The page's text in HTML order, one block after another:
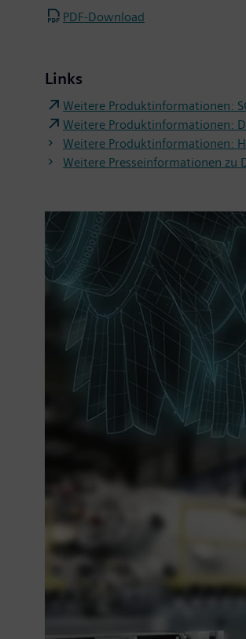
PDF-Download
Links
Weitere Produktinformationen:
Weitere Produktinformationen:
Weitere Produktinformationen:
Weitere Presseinformationen zu